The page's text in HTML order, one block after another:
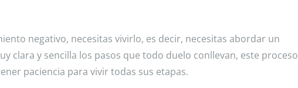
negativo, necesitas vivirlo, es decir, necesitas abordar un
clara y sencilla los pasos que todo duelo conllevan, este proceso
paciencia para vivir todas sus etapas.